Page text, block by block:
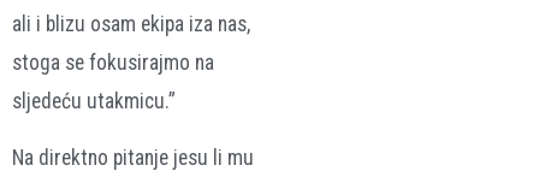
ali i blizu osam ekipa iza nas,
stoga se fokusirajmo na
sljedeću utakmicu.”
Na direktno pitanje jesu li mu